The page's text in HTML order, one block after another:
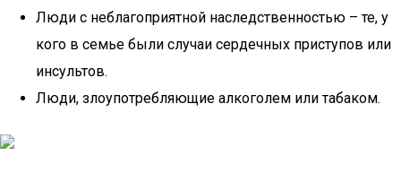
Люди с неблагоприятной наследственностью – те, у
кого в семье были случаи сердечных приступов или
инсультов.
Люди, злоупотребляющие алкоголем или табаком.